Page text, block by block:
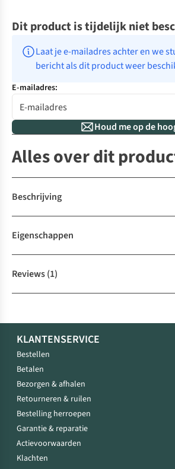
Dit product is tijdelijk niet
Laat je e-mailadres achter en we
bericht als dit product weer
E-mailadres:
Houd me op de
Alles over dit
Beschrijving
Eigenschappen
Reviews(1)
KLANTENSERVICE
Bestellen
Betalen
Bezorgen & afhalen
Retourneren & ruilen
Bestelling herroepen
Garantie & reparatie
Actievoorwaarden
Klachten